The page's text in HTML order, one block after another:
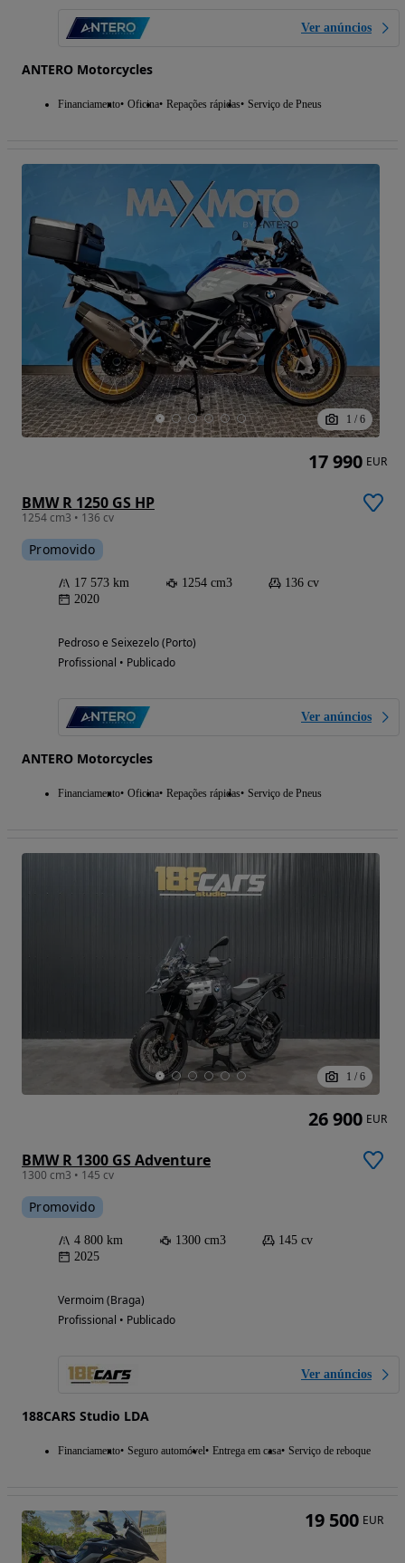
Ver anúncios
ANTERO Motorcycles
Financiamento Oficina Repações rápidas Serviço de Pneus
1 / 6
BMW R 1250 GS HP
1254 cm3 • 136 cv
Promovido
17 573 km 1254 cm3
136 cv
2020
Pedroso e Seixezelo (Porto)
Profissional • Publicado
Ver anúncios
ANTERO Motorcycles
Financiamento Oficina Repações rápidas Serviço de Pneus
17 990 EUR
1 / 6
BMW R 1300 GS Adventure
1300 cm3 • 145 cv
Promovido
4 800 km 1300 cm3
145 cv
2025
Vermoim (Braga)
Profissional • Publicado
Ver anúncios
188CARS Studio LDA
Financiamento Seguro automóvel Entrega em casa Serviço de reboque
26 900 EUR
19 500 EUR